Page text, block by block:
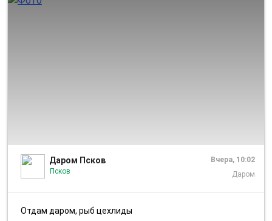
Даром Псков
Псков
Вчера, 10:02
Даром
Отдам даром, рыб цехлиды